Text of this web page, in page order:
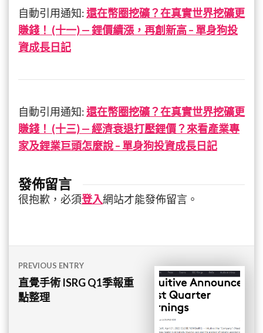
自動引用通知:還在幣圈挖礦？在真實世界挖礦更
賺錢！ (十一) — 鋰價續漲，再創新高 – 單身狗投
資成長日記
自動引用通知:還在幣圈挖礦？在真實世界挖礦更
賺錢！ (十三) — 經濟衰退打壓鋰價？來看產業專
家及鋰業巨頭怎麼說 – 單身狗投資成長日記
發佈留言
很抱歉，必須登入網站才能發佈留言。
文
章
導
PREVIOUS ENTRY
直覺手術 ISRG Q1季報重
點整理